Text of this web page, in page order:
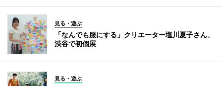
見る・遊ぶ
「なんでも服にする」クリエーター塩川夏子さん、
渋谷で初個展
見る・遊ぶ